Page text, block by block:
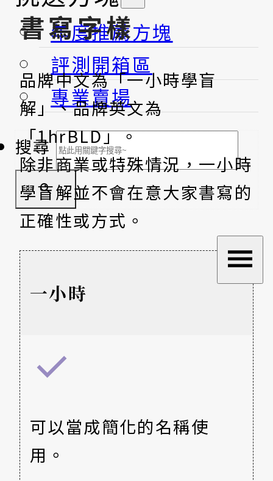
年度推薦方塊
評測開箱區
專業賣場
搜尋
書寫字樣
品牌中文為「一小時學盲
解」、品牌英文為
「1hrBLD」。
除非商業或特殊情況，一小時
學盲解並不會在意大家書寫的
正確性或方式。
一小時
可以當成簡化的名稱使
用。